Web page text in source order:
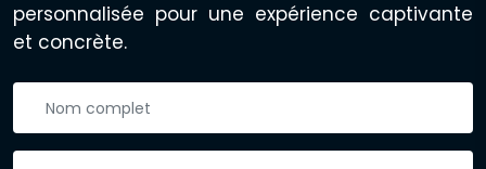
personnalisée pour une expérience captivante
et concrète.